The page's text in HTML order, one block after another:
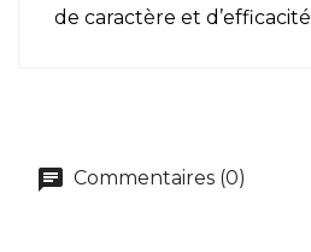
de caractère et d’efficacité
Commentaires (0)